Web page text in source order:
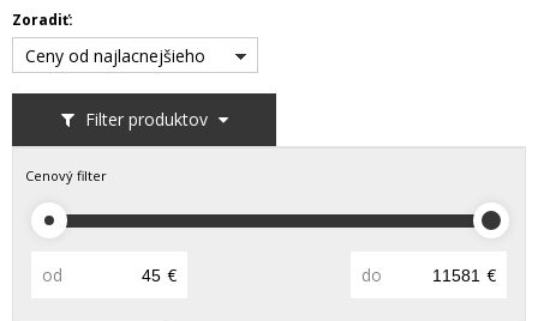
Filter produktov
Zoradiť:
Ceny od najlacnejšieho
Cenový filter
od € do €